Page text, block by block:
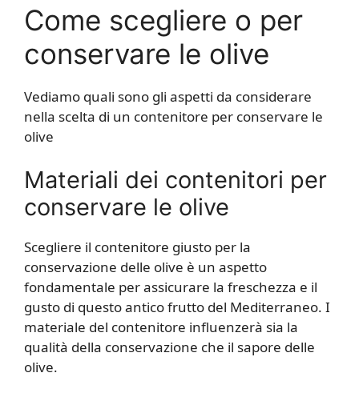
Come scegliere o per
conservare le olive
Vediamo quali sono gli aspetti da considerare
nella scelta di un contenitore per conservare le
olive
Materiali dei contenitori per
conservare le olive
Scegliere il contenitore giusto per la
conservazione delle olive è un aspetto
fondamentale per assicurare la freschezza e il
gusto di questo antico frutto del Mediterraneo. I
materiale del contenitore influenzerà sia la
qualità della conservazione che il sapore delle
olive.